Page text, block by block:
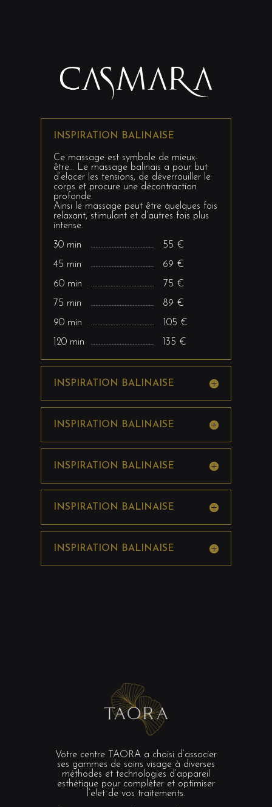
INSPIRATION BALINAISE
Ce massage est symbole de mieux-
être… Le massage balinais a pour but
d’e!acer les tensions, de déverrouiller le
corps et procure une décontraction
profonde.
Ainsi le massage peut être quelques fois
relaxant, stimulant et d’autres fois plus
intense.
30 min ………………………………… 55 €
45 min ………………………………… 69 €
60 min ………………………………… 75 €
75 min ………………………………… 89 €
90 min ………………………………… 105 €
120 min ………………………………… 135 €
INSPIRATION BALINAISE
INSPIRATION BALINAISE
INSPIRATION BALINAISE
INSPIRATION BALINAISE
INSPIRATION BALINAISE
Votre centre TAORA a choisi d’associer
ses gammes de soins visage à diverses
méthodes et technologies d’appareil
esthétique pour compléter et optimiser
l’e!et de vos traitements.